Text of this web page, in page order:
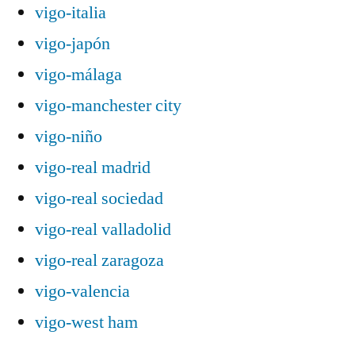
vigo-italia
vigo-japón
vigo-málaga
vigo-manchester city
vigo-niño
vigo-real madrid
vigo-real sociedad
vigo-real valladolid
vigo-real zaragoza
vigo-valencia
vigo-west ham